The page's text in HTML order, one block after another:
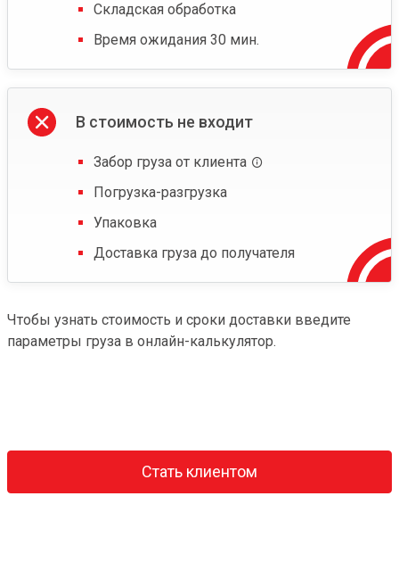
Складская обработка
Время ожидания 30 мин.
В стоимость не входит
Забор груза от клиента
Погрузка-разгрузка
Упаковка
Доставка груза до получателя
Чтобы узнать стоимость и сроки доставки введите
параметры груза в онлайн-калькулятор.
Стать клиентом